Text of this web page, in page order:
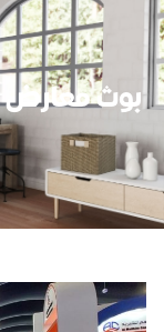
بوث معارض